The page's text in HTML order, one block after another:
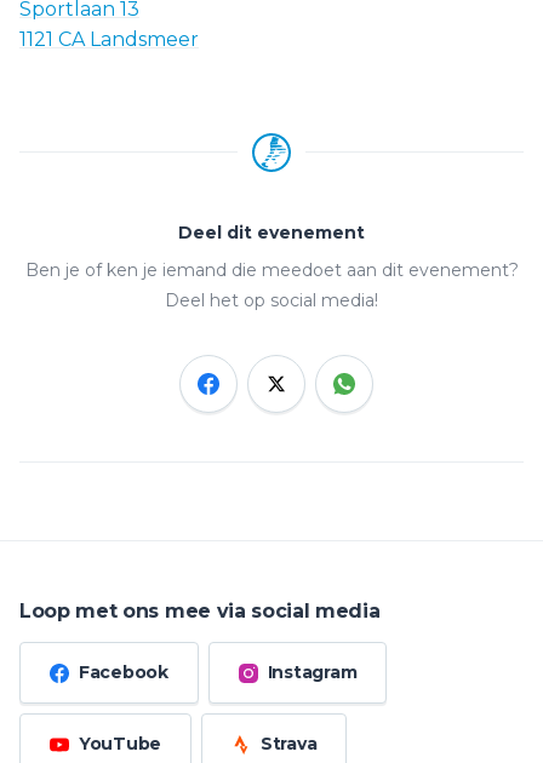
Sportlaan 13
1121 CA Landsmeer
Deel dit evenement
Ben je of ken je iemand die meedoet aan dit evenement?
Deel het op social media!
Loop met ons mee via social media
Facebook Instagram
YouTube Strava